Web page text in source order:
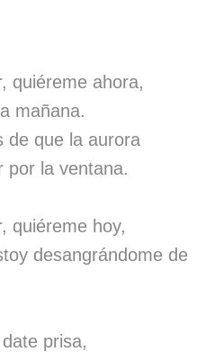
quiéreme ahora,
mañana.
de que la aurora
por la ventana.
quiéreme hoy,
desangrándome de
prisa,